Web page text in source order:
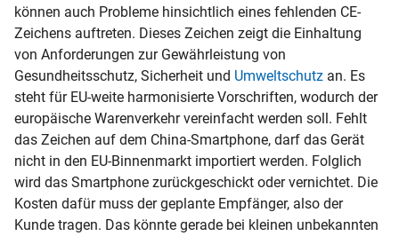
können auch Probleme hinsichtlich eines fehlenden CE-
Zeichens auftreten. Dieses Zeichen zeigt die Einhaltung
von Anforderungen zur Gewährleistung von
Gesundheitsschutz, Sicherheit und Umweltschutz an. Es
steht für EU-weite harmonisierte Vorschriften, wodurch der
europäische Warenverkehr vereinfacht werden soll. Fehlt
das Zeichen auf dem China-Smartphone, darf das Gerät
nicht in den EU-Binnenmarkt importiert werden. Folglich
wird das Smartphone zurückgeschickt oder vernichtet. Die
Kosten dafür muss der geplante Empfänger, also der
Kunde tragen. Das könnte gerade bei kleinen unbekannten